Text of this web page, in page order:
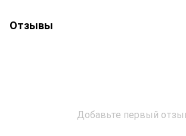
Отзывы
Добавьте первый